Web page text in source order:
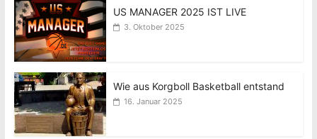
US MANAGER 2025 IST LIVE
3. Oktober 2025
Wie aus Korgboll Basketball entstand
16. Januar 2025